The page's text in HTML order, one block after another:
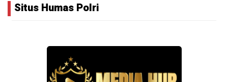
Situs Humas Polri